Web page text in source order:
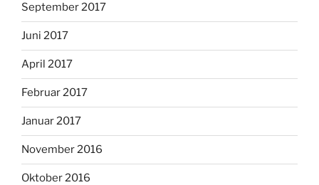
September 2017
Juni 2017
April 2017
Februar 2017
Januar 2017
November 2016
Oktober 2016